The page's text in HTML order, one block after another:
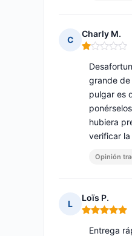
C
Charly M.
Nota: 1 de 5
grande de
pulgar es
hubiera
verificar
Opinión
L
Loïs P.
Nota: 5 de 5
Entrega